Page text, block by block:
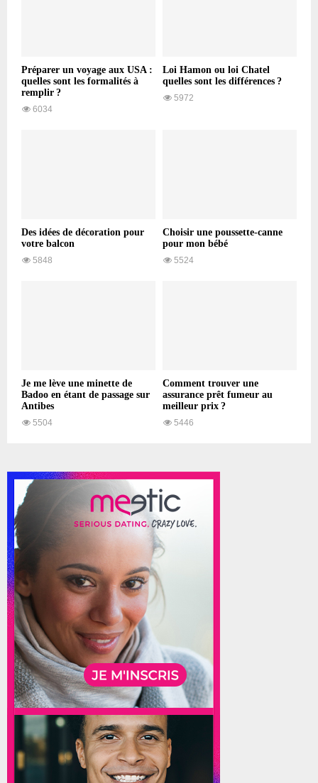
Préparer un voyage aux USA :
quelles sont les formalités à
remplir ?
6034
Loi Hamon ou loi Chatel
quelles sont les différences ?
5972
Des idées de décoration pour
votre balcon
5848
Choisir une poussette-canne
pour mon bébé
5524
Je me lève une minette de
Badoo en étant de passage sur
Antibes
5504
Comment trouver une
assurance prêt fumeur au
meilleur prix ?
5446